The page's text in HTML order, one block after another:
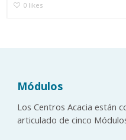
0 likes
Módulos
Los Centros Acacia están
articulado de cinco